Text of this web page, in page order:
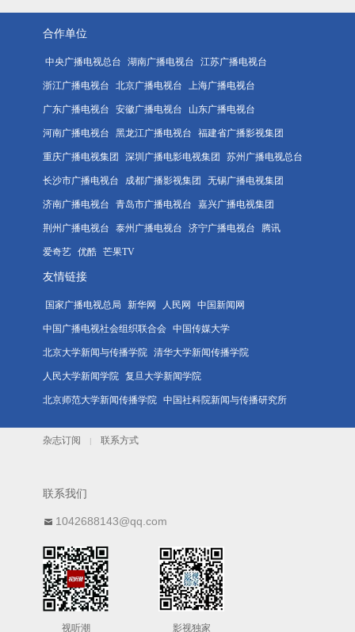
合作单位
中央广播电视总台 湖南广播电视台 江苏广播电视台
浙江广播电视台 北京广播电视台 上海广播电视台
广东广播电视台 安徽广播电视台 山东广播电视台
河南广播电视台 黑龙江广播电视台 福建省广播影视集团
重庆广播电视集团 深圳广播电影电视集团 苏州广播电视总台
长沙市广播电视台 成都广播影视集团 无锡广播电视集团
济南广播电视台 青岛市广播电视台 嘉兴广播电视集团
荆州广播电视台 泰州广播电视台 济宁广播电视台 腾讯
爱奇艺 优酷 芒果TV
友情链接
国家广播电视总局 新华网 人民网 中国新闻网
中国广播电视社会组织联合会 中国传媒大学
北京大学新闻与传播学院 清华大学新闻传播学院
人民大学新闻学院 复旦大学新闻学院
北京师范大学新闻传播学院 中国社科院新闻与传播研究所
杂志订阅 | 联系方式
联系我们
1042688143@qq.com
视听潮 影视独家